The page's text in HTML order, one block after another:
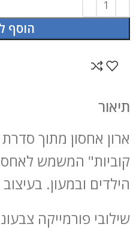
הוסף
תיאור
ארון אחסון מתוך
קוביות" המשמש
הילדים ובמעון.
שילובי פורמייקה